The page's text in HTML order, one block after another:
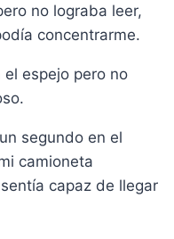
no lograba leer,
concentrarme.
espejo pero no
segundo en el
camioneta
capaz de llegar